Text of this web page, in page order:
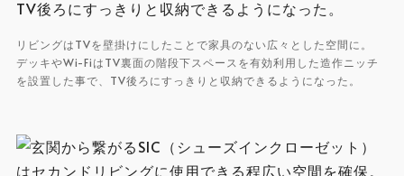
リビングはTVを壁掛けにしたことで家具のない広々とした空間に。
デッキやWi-FiはTV裏面の階段下スペースを有効利用した造作ニッチ
を設置した事で、TV後ろにすっきりと収納できるようになった。